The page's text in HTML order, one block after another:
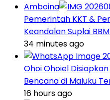
Amboina
Pemerintah KKT &
Keandalan Suplai
34 minutes ago
Ohoi Ohoiel
Bencana di Maluku
16 hours ago